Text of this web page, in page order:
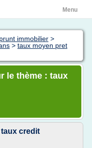
Menu
immobilier >
> taux moyen pret
le thème : taux
credit